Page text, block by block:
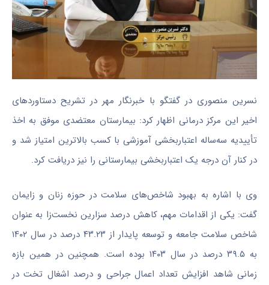
نسرین منصوری در گفتگو با خبرنگار مهر در تشریح دستاوردهای
اخیر این مرکز درمانی اظهار کرد: بیمارستان معتضدی موفق به اخذ
تأییدیه سه‌ساله اعتباربخشی آموزشی با کسب بالاترین امتیاز شد و
در کنار آن درجه یک اعتباربخشی بیمارستانی را نیز دریافت کرد.
وی با اشاره به بهبود شاخص‌های سلامت در حوزه زنان و زایمان
گفت: یکی از اقدامات مهم، کاهش درصد سزارین نخست‌زا به عنوان
شاخص سلامت جامعه و توسعه پایدار از ۴۳.۲۳ درصد در سال ۱۴۰۲
به ۳۹.۵ درصد در سال ۱۴۰۳ بوده است. همچنین در همین بازه
زمانی شاهد افزایش تعداد اعمال جراحی و درصد اشغال تخت در